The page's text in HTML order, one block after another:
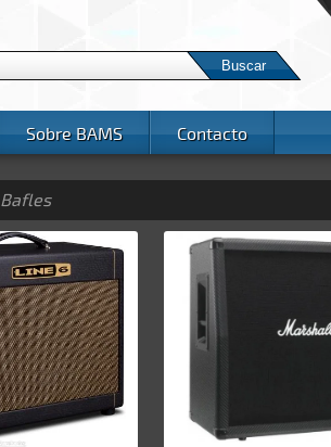
Buscar
Sobre BAMS Contacto
Bafles